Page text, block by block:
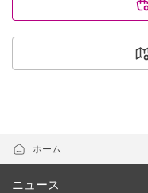
ホーム
ニュース